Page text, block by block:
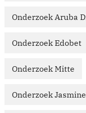
Onderzoek Aruba
Onderzoek Edobet
Onderzoek Mitte
Onderzoek Jasmine